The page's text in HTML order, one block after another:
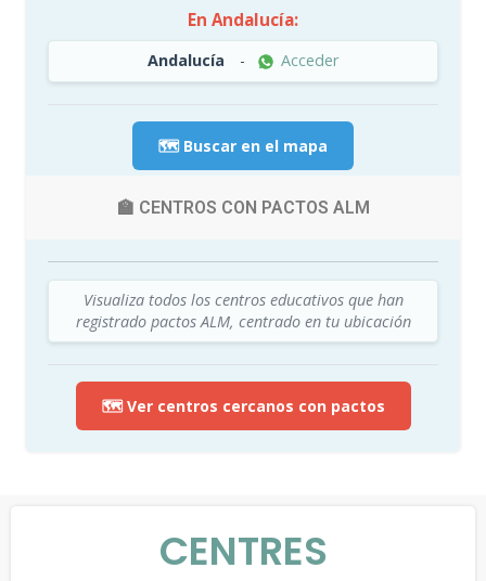
En Andalucía:
Andalucía - Acceder
🗺️ Buscar en el mapa
🏫 CENTROS CON PACTOS ALM
Visualiza todos los centros educativos que han
registrado pactos ALM, centrado en tu ubicación
🗺️ Ver centros cercanos con pactos
CENTRES